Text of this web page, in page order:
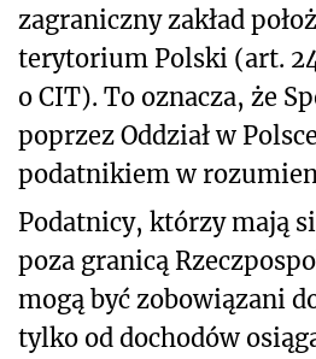
zagraniczny zakład
terytorium Polski (art.
o CIT). To oznacza, że
poprzez Oddział w
podatnikiem w
Podatnicy, którzy mają
poza granicą
mogą być zobowiązani
tylko od dochodów